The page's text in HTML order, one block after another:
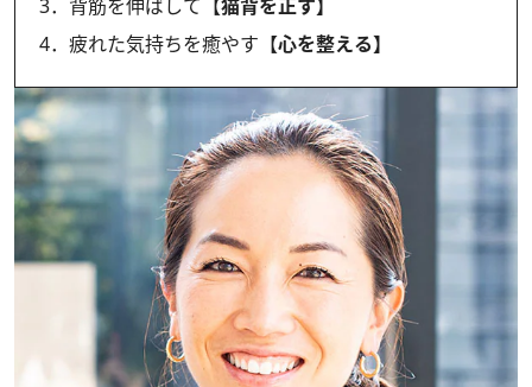
3．背筋を伸ばして【猫背を正す】
4．疲れた気持ちを癒やす【心を整える】